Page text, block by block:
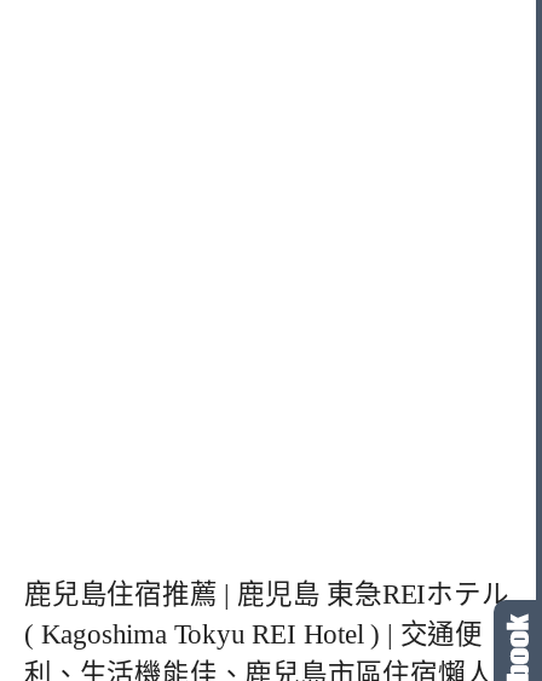
鹿兒島住宿推薦 | 鹿児島 東急REIホテル
( Kagoshima Tokyu REI Hotel ) | 交通便
利、生活機能佳、鹿兒島市區住宿懶人